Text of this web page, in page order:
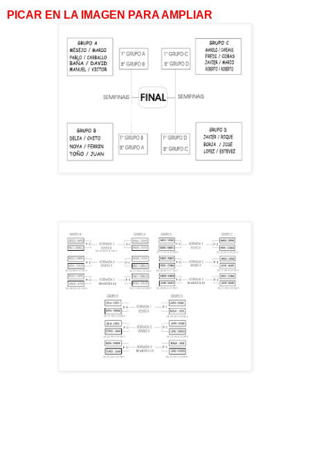
PICAR EN LA IMAGEN PARA AMPLIAR